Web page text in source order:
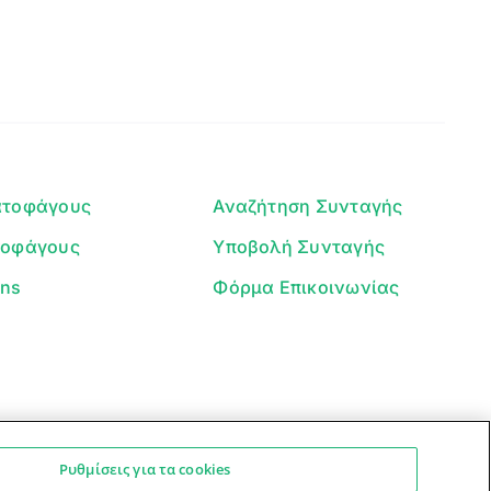
Αναζήτηση Συνταγής
Υποβολή Συνταγής
Φόρμα Επικοινωνίας
Ρυθμίσεις για τα cookies